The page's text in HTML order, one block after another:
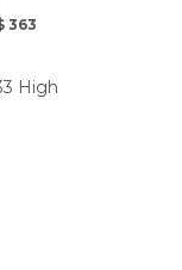
363
High